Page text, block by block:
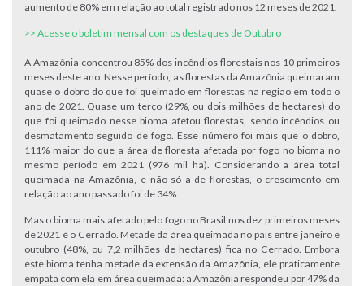
aumento de 80% em relação ao total registrado nos 12 meses de 2021.
>> Acesse o boletim mensal com os destaques de Outubro
A Amazônia concentrou 85% dos incêndios florestais nos 10 primeiros
meses deste ano. Nesse período, as florestas da Amazônia queimaram
quase o dobro do que foi queimado em florestas na região em todo o
ano de 2021. Quase um terço (29%, ou dois milhões de hectares) do
que foi queimado nesse bioma afetou florestas, sendo incêndios ou
desmatamento seguido de fogo. Esse número foi mais que o dobro,
111% maior do que a área de floresta afetada por fogo no bioma no
mesmo período em 2021 (976 mil ha). Considerando a área total
queimada na Amazônia, e não só a de florestas, o crescimento em
relação ao ano passado foi de 34%.
Mas o bioma mais afetado pelo fogo no Brasil nos dez primeiros meses
de 2021 é o Cerrado. Metade da área queimada no país entre janeiro e
outubro (48%, ou 7,2 milhões de hectares) fica no Cerrado. Embora
este bioma tenha metade da extensão da Amazônia, ele praticamente
empata com ela em área queimada: a Amazônia respondeu por 47% da